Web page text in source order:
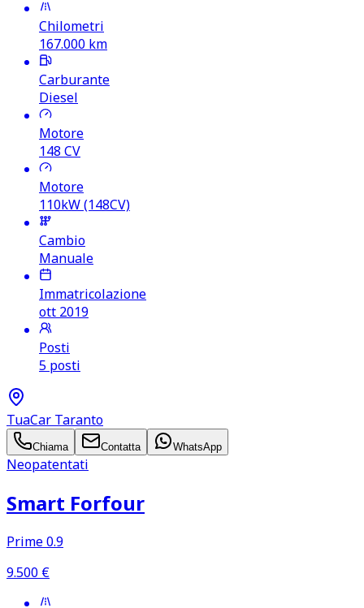
Chilometri
167.000 km
Carburante
Diesel
Motore
148 CV
Motore
110kW (148CV)
Cambio
Manuale
Immatricolazione
ott 2019
Posti
5 posti
TuaCar Taranto
Chiama Contatta WhatsApp
Neopatentati
Smart Forfour
Prime 0.9
9.500 €